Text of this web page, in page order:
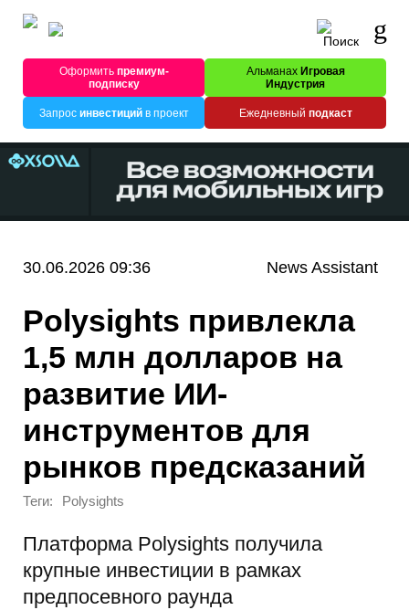
Оформитьпремиум-
подписку
Альманах Игровая
Индустрия
Запрос инвестицийв проект Ежедневный подкаст
30.06.2026 09:36 News Assistant
Polysights привлекла
1,5 млн долларов на
развитие ИИ-
инструментов для
рынков предсказаний
Теги: Polysights
Платформа Polysights получила
крупные инвестиции в рамках
предпосевного раунда